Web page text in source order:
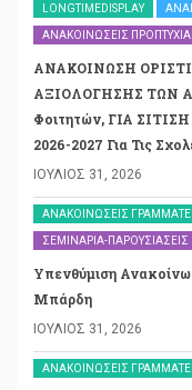
LONGTIMEDISPLAY
ΑΝΑΚΟΙΝΏΣΕΙΣ
ΑΝΑΚΟΙΝΩΣΗ
ΑΞΙΟΛΟΓΗΣΗΣ ΤΩΝ
Φοιτητών, ΓΙΑ
2026-2027 Για Τις
ΙΟΎΛΙΟΣ 31, 2026
ΑΝΑΚΟΙΝΏΣΕΙΣ
ΣΕΜΙΝΆΡΙΑ-ΠΑΡΟΥΣΙΆΣΕΙΣ
Υπενθύμιση
Μπάρδη
ΙΟΎΛΙΟΣ 31, 2026
ΑΝΑΚΟΙΝΏΣΕΙΣ